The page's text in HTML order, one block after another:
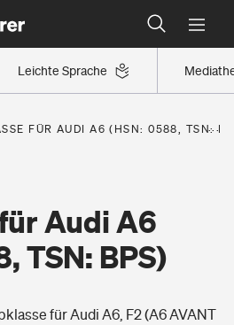
Leichte Sprache
finden
Region eingestuft
Versicherer finden
FÜR AUDI A6 (HSN: 0588, TSN:
Audi A6
TSN: BPS)
für Audi A6, F2 (A6 AVANT